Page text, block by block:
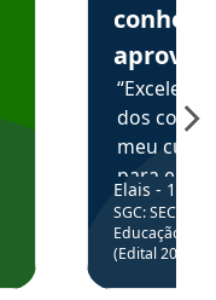
aprova
dos
meu
para
colocar
através
de
Elais - 15/
SGC: SEC BA
Educação
(Edital